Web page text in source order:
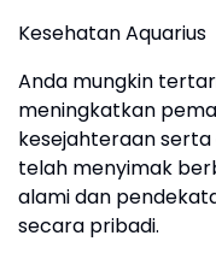
Kesehatan Aquarius
Anda mungkin
meningkatkan
kesejahteraan serta
telah menyimak
alami dan
secara pribadi.